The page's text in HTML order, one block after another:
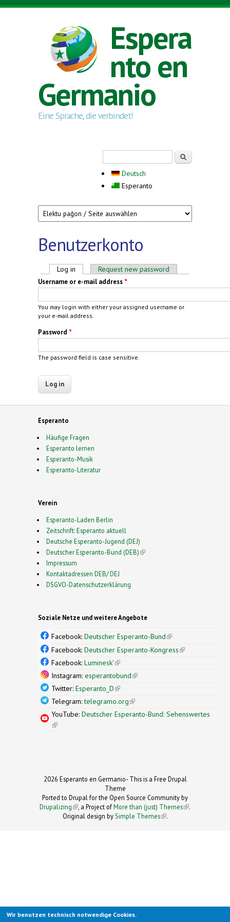
Skip to main content
Espera
nto en
Germanio
Eine Sprache, die verbindet!
Deutsch
Esperanto
Benutzerkonto
Primary tabs
Log in (active tab)Request new password
Username or e-mail address *
You may login with either your assigned username or
your e-mail address.
Password *
The password field is case sensitive.
Esperanto
Häufige Fragen
Esperanto lernen
Esperanto-Musik
Esperanto-Literatur
Verein
Esperanto-Laden Berlin
Zeitschrift: Esperanto aktuell
Deutsche Esperanto-Jugend (DEJ)
Deutscher Esperanto-Bund (DEB)(link is external)
Impressum
Kontaktadressen DEB/ DEJ
DSGVO-Datenschutzerklärung
Soziale Netze und weitere Angebote
Facebook: Deutscher Esperanto-Bund(link is
external)
Facebook: Deutscher Esperanto-Kongress(link is
Facebook: Luminesk'(link is external)
Instagram: esperantobund(link is external)
Twitter: Esperanto_D(link is external)
Telegram:telegramo.org(link is external)
YouTube: Deutscher Esperanto-Bund: Sehenswertes
(link is external)
2026 Esperanto en Germanio- This is a Free Drupal
Theme
Ported to Drupal for the Open Source Community by
Drupalizing(link is external)
, a Project ofMore than (just) Themes (link is
.
Original design by Simple Themes
(link is
.
Wir benutzen technisch notwendige Cookies.